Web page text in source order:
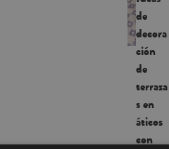
de
decora
ción
de
terraza
s en
áticos
con